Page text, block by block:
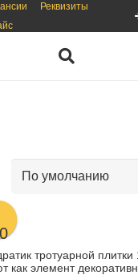
Реквизиты
тротуарной
как элемент